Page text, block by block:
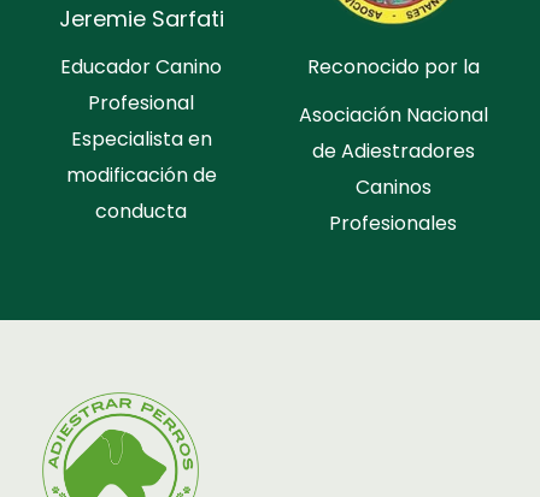
Jeremie Sarfati
Educador Canino
Profesional
Especialista en
modificación de
conducta
Reconocido por la
Asociación Nacional
de Adiestradores
Caninos
Profesionales